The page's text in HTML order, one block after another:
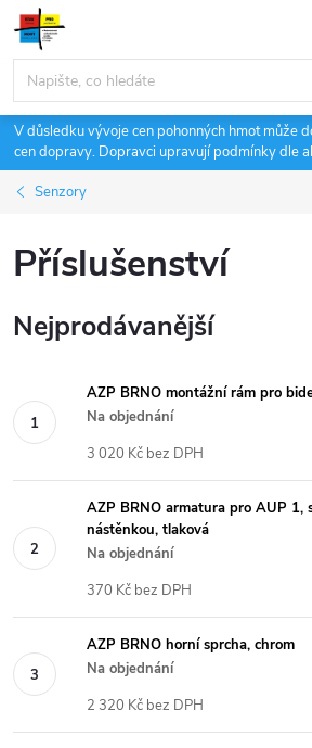
Přejít
obsah
V důsledku vývoje cen pohonných hmot může
cen dopravy. Dopravci upravují podmínky dle
Senzory
Příslušenství
Nejprodávanější
AZP BRNO montážní rám pro
Na objednání
3 020 Kč bez DPH
AZP BRNO armatura pro AUP 1,
nástěnkou, tlaková
Na objednání
370 Kč bez DPH
AZP BRNO horní sprcha, chrom
Na objednání
2 320 Kč bez DPH